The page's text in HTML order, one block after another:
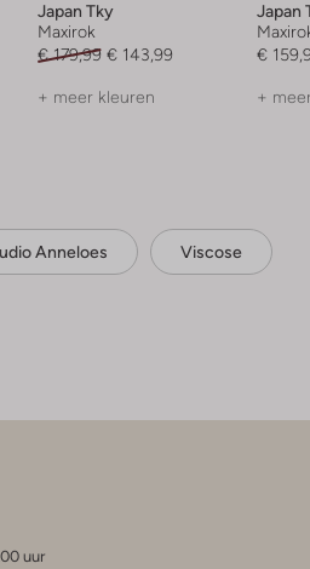
Japan Tky
Maxirok
€ 179,99 € 143,99
+ meer kleuren
Japan
€
+
Anneloes Viscose
uur